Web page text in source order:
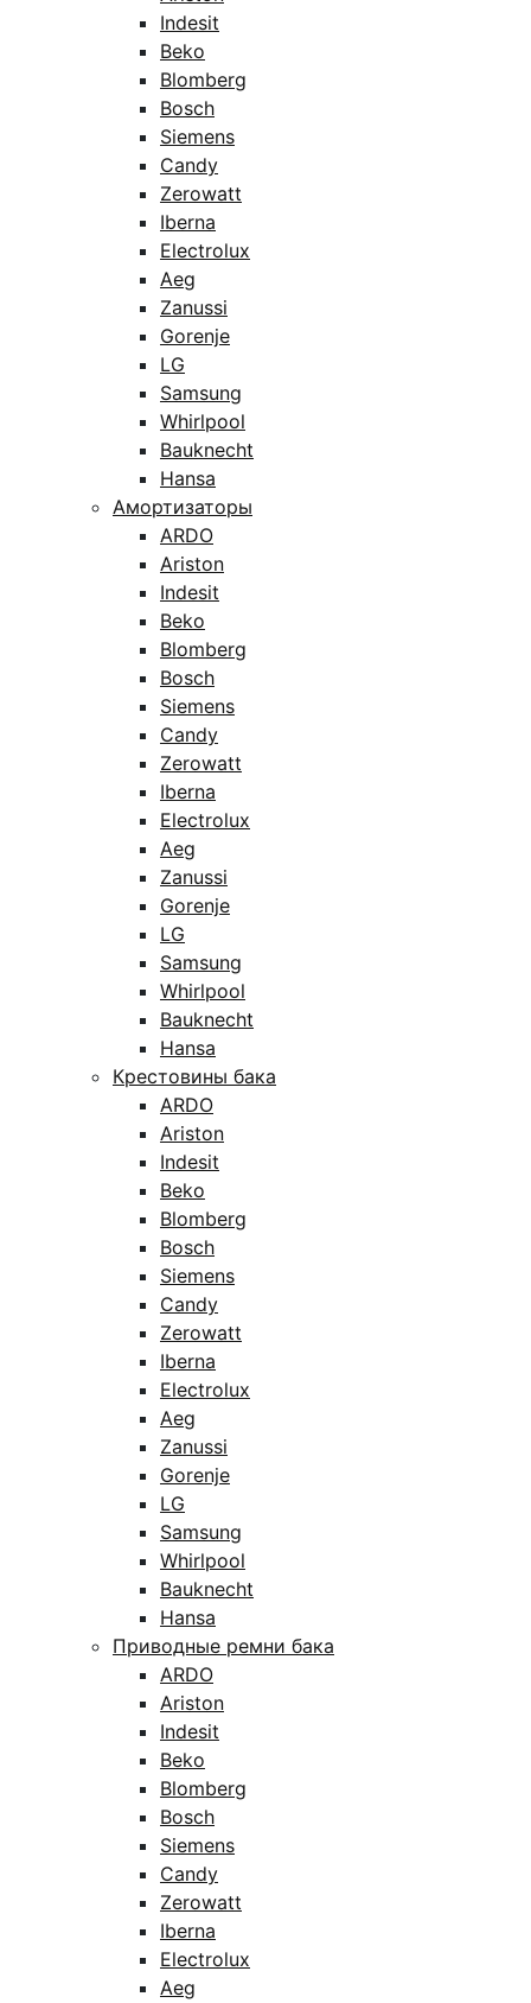
Indesit
Beko
Blomberg
Bosch
Siemens
Candy
Zerowatt
Iberna
Electrolux
Aeg
Zanussi
Gorenje
LG
Samsung
Whirlpool
Bauknecht
Hansa
Амортизаторы
ARDO
Ariston
Indesit
Beko
Blomberg
Bosch
Siemens
Candy
Zerowatt
Iberna
Electrolux
Aeg
Zanussi
Gorenje
LG
Samsung
Whirlpool
Bauknecht
Hansa
Крестовины бака
ARDO
Ariston
Indesit
Beko
Blomberg
Bosch
Siemens
Candy
Zerowatt
Iberna
Electrolux
Aeg
Zanussi
Gorenje
LG
Samsung
Whirlpool
Bauknecht
Hansa
Приводные ремни бака
ARDO
Ariston
Indesit
Beko
Blomberg
Bosch
Siemens
Candy
Zerowatt
Iberna
Electrolux
Aeg